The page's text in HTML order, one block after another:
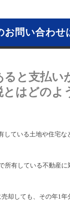
お問い合わせ
ると支払い
とはどのよ
している土地や住宅な
所有している不動産に
却しても、その年1